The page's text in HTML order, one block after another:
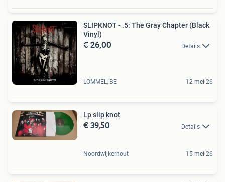
SLIPKNOT - .5: The Gray Chapter (Black
Vinyl)
€ 26,00 Details
LOMMEL, BE 12 mei 26
Lp slip knot
€ 39,50 Details
Noordwijkerhout 15 mei 26